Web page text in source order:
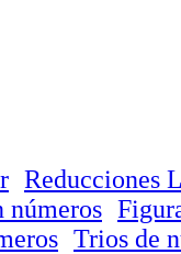
Reducciones
Trios de